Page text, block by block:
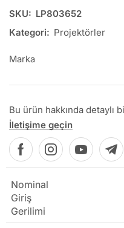
SKU: LP803652
Kategori: Projektörler
Marka
Bu ürün hakkında detaylı
İletişime geçin
Nominal
Giriş
Gerilimi